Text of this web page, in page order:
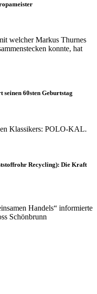
welcher Markus Thurnes
konnte, hat
60sten Geburtstag
Klassikers: POLO-KAL.
Recycling): Die Kraft
Handels“ informierte
Schönbrunn